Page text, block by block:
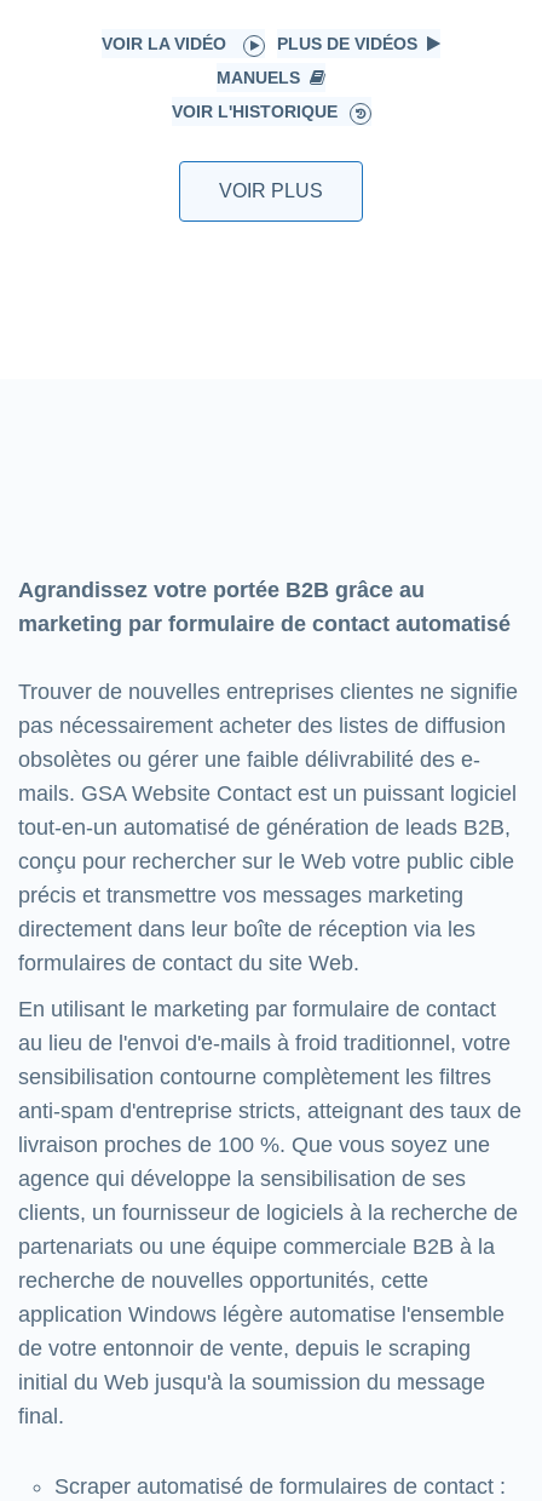
VOIR LA VIDÉO
PLUS DE VIDÉOS
MANUELS
VOIR L'HISTORIQUE
VOIR PLUS
Agrandissez votre portée B2B grâce au
marketing par formulaire de contact automatisé
Trouver de nouvelles entreprises clientes ne signifie
pas nécessairement acheter des listes de diffusion
obsolètes ou gérer une faible délivrabilité des e-
mails. GSA Website Contact est un puissant logiciel
tout-en-un automatisé de génération de leads B2B,
conçu pour rechercher sur le Web votre public cible
précis et transmettre vos messages marketing
directement dans leur boîte de réception via les
formulaires de contact du site Web.
En utilisant le marketing par formulaire de contact
au lieu de l'envoi d'e-mails à froid traditionnel, votre
sensibilisation contourne complètement les filtres
anti-spam d'entreprise stricts, atteignant des taux de
livraison proches de 100 %. Que vous soyez une
agence qui développe la sensibilisation de ses
clients, un fournisseur de logiciels à la recherche de
partenariats ou une équipe commerciale B2B à la
recherche de nouvelles opportunités, cette
application Windows légère automatise l'ensemble
de votre entonnoir de vente, depuis le scraping
initial du Web jusqu'à la soumission du message
final.
Scraper automatisé de formulaires de contact :